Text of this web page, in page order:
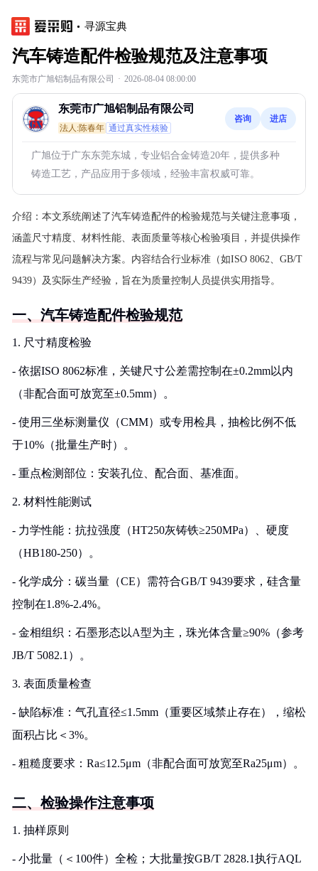
寻源宝典
汽车铸造配件检验规范及注意事项
东莞市广旭铝制品有限公司 · 2026-08-04 08:00:00
东莞市广旭铝制品有限公司
法人:陈春年 通过真实性核验
咨询 进店
广旭位于广东东莞东城，专业铝合金铸造20年，提供多种
铸造工艺，产品应用于多领域，经验丰富权威可靠。
介绍： 本文系统阐述了汽车铸造配件的检验规范与关键注意事项，
涵盖尺寸精度、材料性能、表面质量等核心检验项目，并提供操作
流程与常见问题解决方案。内容结合行业标准（如ISO 8062、GB/T
9439）及实际生产经验，旨在为质量控制人员提供实用指导。
一、汽车铸造配件检验规范
1. 尺寸精度检验
- 依据ISO 8062标准，关键尺寸公差需控制在±0.2mm以内
（非配合面可放宽至±0.5mm）。
- 使用三坐标测量仪（CMM）或专用检具，抽检比例不低
于10%（批量生产时）。
- 重点检测部位：安装孔位、配合面、基准面。
2. 材料性能测试
- 力学性能：抗拉强度（HT250灰铸铁≥250MPa）、硬度
（HB180-250）。
- 化学成分：碳当量（CE）需符合GB/T 9439要求，硅含量
控制在1.8%-2.4%。
- 金相组织：石墨形态以A型为主，珠光体含量≥90%（参考
JB/T 5082.1）。
3. 表面质量检查
- 缺陷标准：气孔直径≤1.5mm（重要区域禁止存在），缩松
面积占比＜3%。
- 粗糙度要求：Ra≤12.5μm（非配合面可放宽至Ra25μm）。
二、检验操作注意事项
1. 抽样原则
- 小批量（＜100件）全检；大批量按GB/T 2828.1执行AQL